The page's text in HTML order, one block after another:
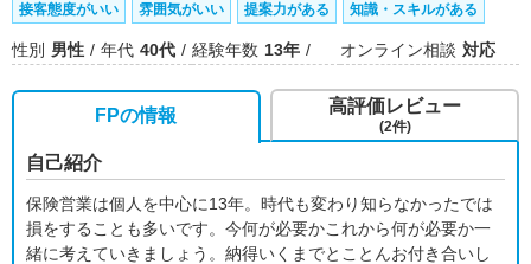
接客態度がいい 雰囲気がいい 提案力がある 知識・スキルがある
性別 男性 年代 40代 経験年数 13年 オンライン相談 対応
FPの情報
自己紹介
保険営業は個人を中心に13年。時代も変わり知らなかったでは
損をすることも多いです。今何が必要かこれから何が必要か一
緒に考えていきましょう。納得いくまでとことんお付き合いし
高評価レビュー
(2件)